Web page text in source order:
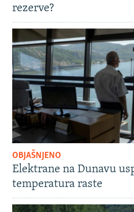
rezerve?
OBJAŠNJENO
Elektrane na Dunavu
temperatura raste